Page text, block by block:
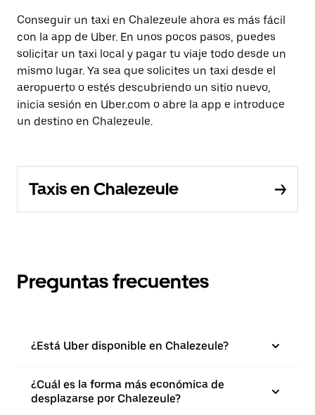
Conseguir un taxi en Chalezeule ahora es más fácil
con la app de Uber. En unos pocos pasos, puedes
solicitar un taxi local y pagar tu viaje todo desde un
mismo lugar. Ya sea que solicites un taxi desde el
aeropuerto o estés descubriendo un sitio nuevo,
inicia sesión en Uber.com o abre la app e introduce
un destino en Chalezeule.
Taxis en Chalezeule
Preguntas frecuentes
¿Está Uber disponible en Chalezeule?
¿Cuál es la forma más económica de
desplazarse por Chalezeule?